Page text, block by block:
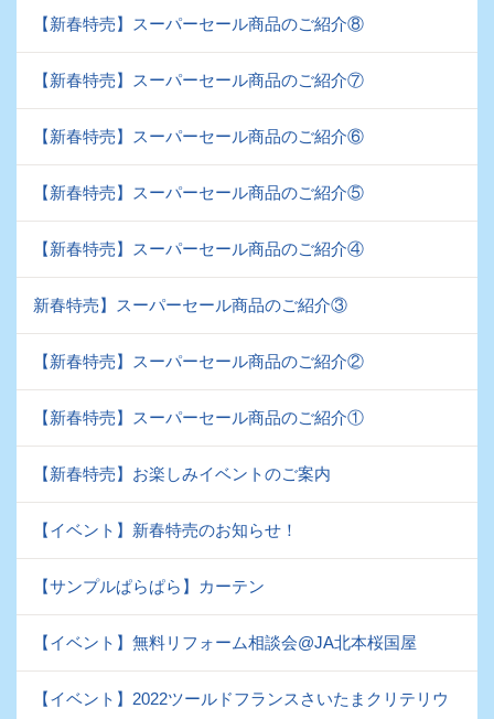
【新春特売】スーパーセール商品のご紹介⑧
【新春特売】スーパーセール商品のご紹介⑦
【新春特売】スーパーセール商品のご紹介⑥
【新春特売】スーパーセール商品のご紹介⑤
【新春特売】スーパーセール商品のご紹介④
新春特売】スーパーセール商品のご紹介③
【新春特売】スーパーセール商品のご紹介②
【新春特売】スーパーセール商品のご紹介①
【新春特売】お楽しみイベントのご案内
【イベント】新春特売のお知らせ！
【サンプルぱらぱら】カーテン
【イベント】無料リフォーム相談会@JA北本桜国屋
【イベント】2022ツールドフランスさいたまクリテリウ